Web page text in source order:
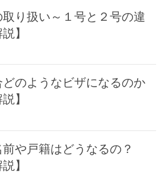
り扱い～１号と２号の違
】
のようなビザになるのか
】
や戸籍はどうなるの？
】